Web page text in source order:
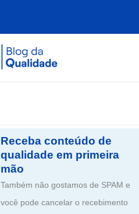
Receba conteúdo de
qualidade em primeira
mão
Também não gostamos de SPAM e
você pode cancelar o recebimento